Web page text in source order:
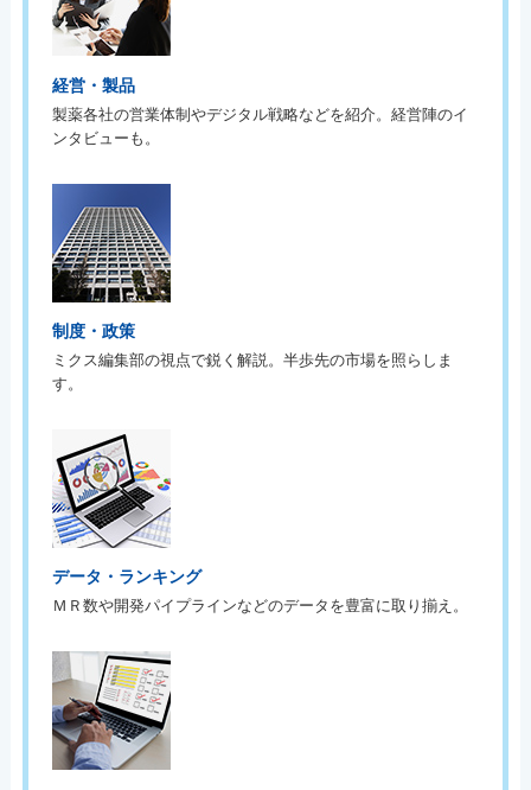
経営・製品
製薬各社の営業体制やデジタル戦略などを紹介。経営陣のイ
ンタビューも。
制度・政策
ミクス編集部の視点で鋭く解説。半歩先の市場を照らしま
す。
データ・ランキング
ＭＲ数や開発パイプラインなどのデータを豊富に取り揃え。